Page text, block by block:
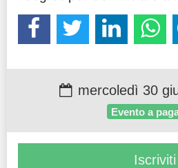
Conto IG
mercoledì 30
Evento a
Iscriviti